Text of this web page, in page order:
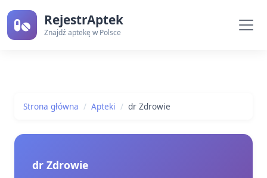
RejestrAptek
Znajdź aptekę w Polsce
Strona główna Apteki dr Zdrowie
dr Zdrowie